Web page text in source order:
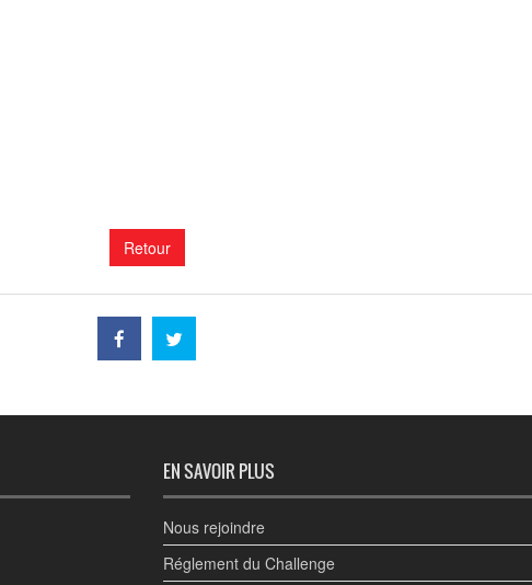
Retour
EN SAVOIR PLUS
Nous rejoindre
Réglement du Challenge